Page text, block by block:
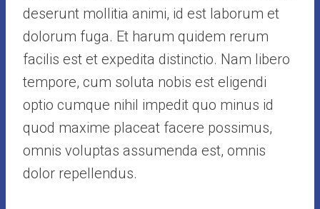
deserunt mollitia animi, id est laborum et
dolorum fuga. Et harum quidem rerum
facilis est et expedita distinctio. Nam libero
tempore, cum soluta nobis est eligendi
optio cumque nihil impedit quo minus id
quod maxime placeat facere possimus,
omnis voluptas assumenda est, omnis
dolor repellendus.